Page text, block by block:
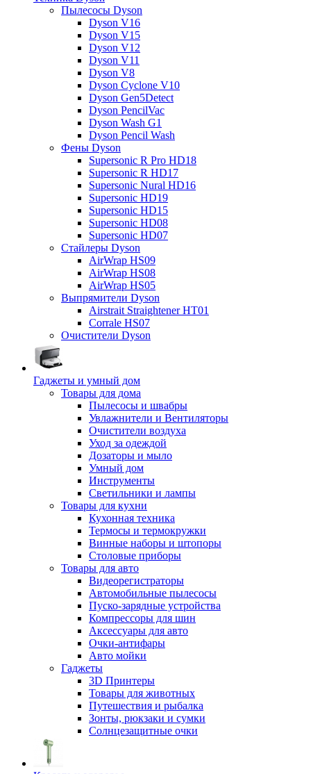
Пылесосы Dyson
Dyson V16
Dyson V15
Dyson V12
Dyson V11
Dyson V8
Dyson Cyclone V10
Dyson Gen5Detect
Dyson PencilVac
Dyson Wash G1
Dyson Pencil Wash
Фены Dyson
Supersonic R Pro HD18
Supersonic R HD17
Supersonic Nural HD16
Supersonic HD19
Supersonic HD15
Supersonic HD08
Supersonic HD07
Стайлеры Dyson
AirWrap HS09
AirWrap HS08
AirWrap HS05
Выпрямители Dyson
Airstrait Straightener HT01
Corrale HS07
Очистители Dyson
Гаджеты и умный дом
Товары для дома
Пылесосы и швабры
Увлажнители и Вентиляторы
Очистители воздуха
Уход за одеждой
Дозаторы и мыло
Умный дом
Инструменты
Светильники и лампы
Товары для кухни
Кухонная техника
Термосы и термокружки
Винные наборы и штопоры
Столовые приборы
Товары для авто
Видеорегистраторы
Автомобильные пылесосы
Пуско-зарядные устройства
Компрессоры для шин
Аксессуары для авто
Очки-антифары
Авто мойки
Гаджеты
3D Принтеры
Товары для животных
Путешествия и рыбалка
Зонты, рюкзаки и сумки
Солнцезащитные очки